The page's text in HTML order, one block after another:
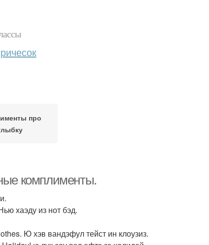
про
комплименты.
хаэду из нот бэд.
Ю хэв вандэфул тейст ин клоузиз.